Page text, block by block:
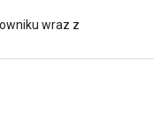
wraz z